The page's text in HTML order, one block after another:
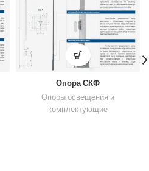
Опора СКФ
Опоры освещения и
комплектующие